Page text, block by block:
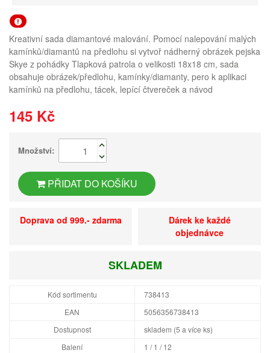
Kreativní sada diamantové malování. Pomocí nalepování malých
kamínků/diamantů na předlohu si vytvoř nádherný obrázek pejska
Skye z pohádky Tlapková patrola o velikosti 18x18 cm, sada
obsahuje obrázek/předlohu, kamínky/diamanty, pero k aplikaci
kamínků na předlohu, tácek, lepící čtvereček a návod
145 Kč
Množství:
PŘIDAT DO KOŠÍKU
Doprava od 999.- zdarma
Dárek ke každé
objednávce
SKLADEM
Kód sortimentu
738413
EAN
5056356738413
Dostupnost
skladem (5 a více ks)
Balení
1 / 1 / 12